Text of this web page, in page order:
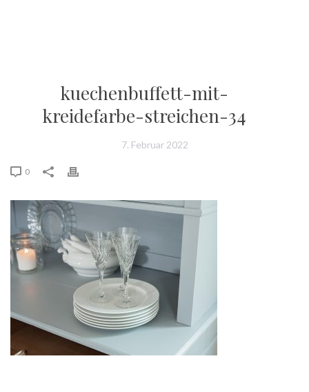
kuechenbuffett-mit-
kreidefarbe-streichen-34
7. Februar 2022
0